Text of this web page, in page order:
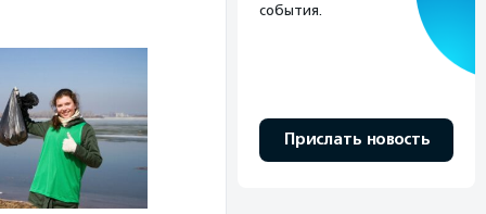
события.
Прислать новость